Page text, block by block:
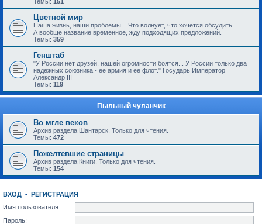
Цветной мир
Наша жизнь, наши проблемы... Что волнует, что хочется обсудить.
А вообще название временное, жду подходящих предложений.
Темы: 359
Генштаб
"У России нет друзей, нашей огромности боятся... У России только два
надежных союзника - её армия и её флот." Государь Император
Александр III
Темы: 119
Пыльный чуланчик
Во мгле веков
Архив раздела Шантарск. Только для чтения.
Темы: 472
Пожелтевшие страницы
Архив раздела Книги. Только для чтения.
Темы: 154
ВХОД • РЕГИСТРАЦИЯ
Имя пользователя:
Пароль: